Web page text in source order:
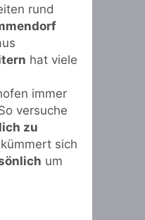
rund
hat viele
immer
versuche
zu
sich
um